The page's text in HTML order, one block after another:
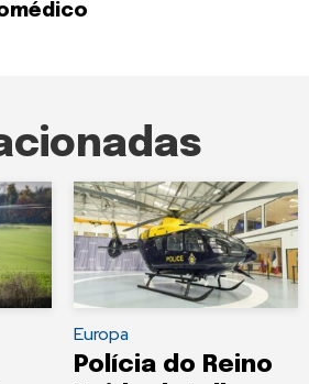
Europa
Polícia do Reino